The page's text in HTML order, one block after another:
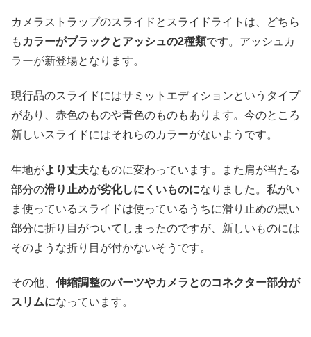
カメラストラップのスライドとスライドライトは、どちら
も カラーがブラックとアッシュの2種類です。アッシュカ
ラーが新登場となります。
現行品のスライドにはサミットエディションというタイプ
があり、赤色のものや青色のものもあります。今のところ
新しいスライドにはそれらのカラーがないようです。
生地がより丈夫なものに変わっています。また肩が当たる
部分の滑り止めが劣化しにくいものになりました。私がい
ま使っているスライドは使っているうちに滑り止めの黒い
部分に折り目がついてしまったのですが、新しいものには
そのような折り目が付かないそうです。
その他、 伸縮調整のパーツやカメラとのコネクター部分が
スリムになっています。